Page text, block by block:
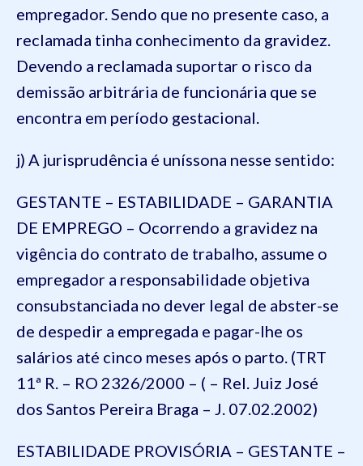
empregador. Sendo que no presente caso, a
reclamada tinha conhecimento da gravidez.
Devendo a reclamada suportar o risco da
demissão arbitrária de funcionária que se
encontra em período gestacional.
j) A jurisprudência é uníssona nesse sentido:
GESTANTE – ESTABILIDADE – GARANTIA
DE EMPREGO – Ocorrendo a gravidez na
vigência do contrato de trabalho, assume o
empregador a responsabilidade objetiva
consubstanciada no dever legal de abster-se
de despedir a empregada e pagar-lhe os
salários até cinco meses após o parto. (TRT
11ª R. – RO 2326/2000 – ( – Rel. Juiz José
dos Santos Pereira Braga – J. 07.02.2002)
ESTABILIDADE PROVISÓRIA – GESTANTE –